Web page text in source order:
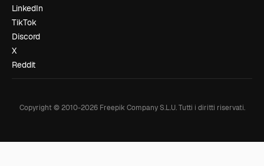
LinkedIn
TikTok
Discord
X
Reddit
Copyright © 2010-2026Freepik Company S.L.U. Tutti i diritti riservati.